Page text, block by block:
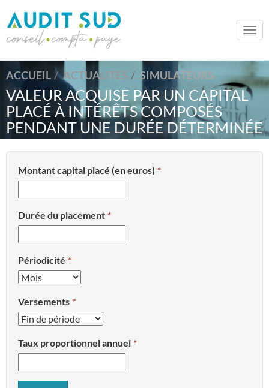
ACCUEIL ACTUALITÉS SIMULATEURS
VALEUR ACQUISE PAR UN CAPITAL
PLACÉ À INTÉRÊTS COMPOSÉS
PENDANT UNE DURÉE DÉTERMINÉE
Montant capital placé (en euros)
Durée du placement
Périodicité
Versements
Taux proportionnel annuel